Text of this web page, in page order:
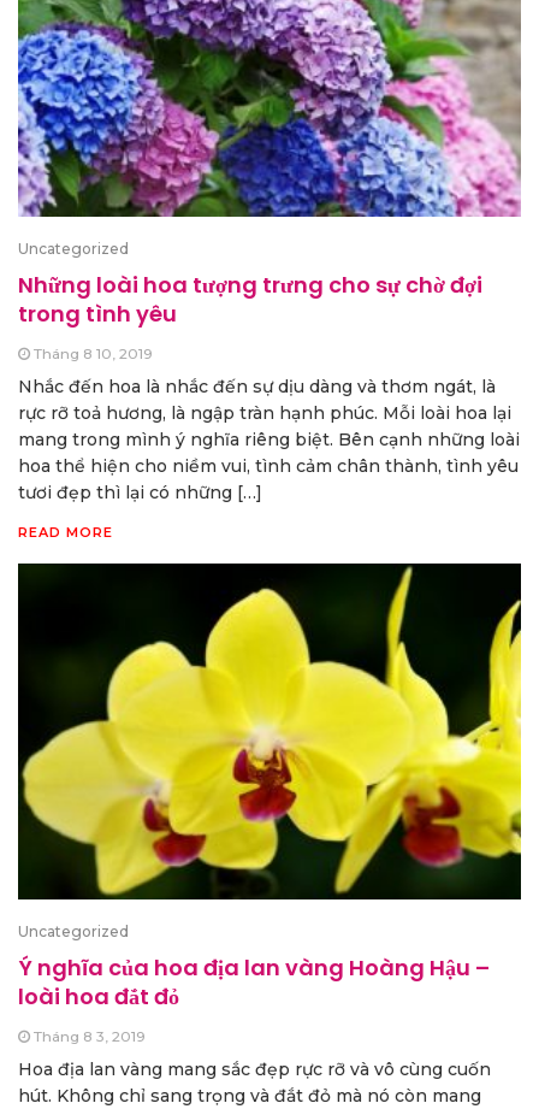
Uncategorized
Những loài hoa tượng trưng cho sự chờ đợi
trong tình yêu
Tháng 8 10, 2019
Nhắc đến hoa là nhắc đến sự dịu dàng và thơm ngát, là
rực rỡ toả hương, là ngập tràn hạnh phúc. Mỗi loài hoa lại
mang trong mình ý nghĩa riêng biệt. Bên cạnh những loài
hoa thể hiện cho niềm vui, tình cảm chân thành, tình yêu
tươi đẹp thì lại có những […]
READ MORE
Uncategorized
Ý nghĩa của hoa địa lan vàng Hoàng Hậu –
loài hoa đắt đỏ
Tháng 8 3, 2019
Hoa địa lan vàng mang sắc đẹp rực rỡ và vô cùng cuốn
hút. Không chỉ sang trọng và đắt đỏ mà nó còn mang